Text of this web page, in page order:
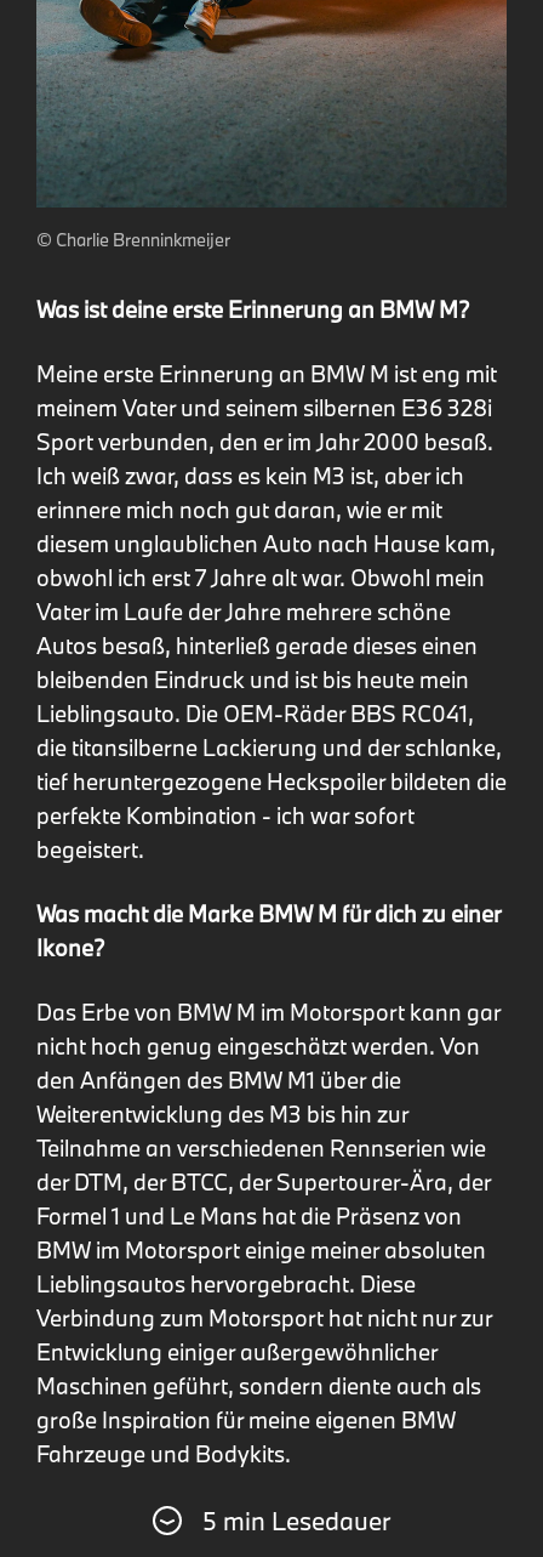
5 min Lesedauer
© Charlie Brenninkmeijer
Was ist deine erste Erinnerung an BMW M?
Meine erste Erinnerung an BMW M ist eng mit
meinem Vater und seinem silbernen E36 328i
Sport verbunden, den er im Jahr 2000 besaß.
Ich weiß zwar, dass es kein M3 ist, aber ich
erinnere mich noch gut daran, wie er mit
diesem unglaublichen Auto nach Hause kam,
obwohl ich erst 7 Jahre alt war. Obwohl mein
Vater im Laufe der Jahre mehrere schöne
Autos besaß, hinterließ gerade dieses einen
bleibenden Eindruck und ist bis heute mein
Lieblingsauto. Die OEM-Räder BBS RC041,
die titansilberne Lackierung und der schlanke,
tief heruntergezogene Heckspoiler bildeten die
perfekte Kombination - ich war sofort
begeistert.
Was macht die Marke BMW M für dich zu einer
Ikone?
Das Erbe von BMW M im Motorsport kann gar
nicht hoch genug eingeschätzt werden. Von
den Anfängen des BMW M1 über die
Weiterentwicklung des M3 bis hin zur
Teilnahme an verschiedenen Rennserien wie
der DTM, der BTCC, der Supertourer-Ära, der
Formel 1 und Le Mans hat die Präsenz von
BMW im Motorsport einige meiner absoluten
Lieblingsautos hervorgebracht. Diese
Verbindung zum Motorsport hat nicht nur zur
Entwicklung einiger außergewöhnlicher
Maschinen geführt, sondern diente auch als
große Inspiration für meine eigenen BMW
Fahrzeuge und Bodykits.
Für mich verkörpern BMW M Fahrzeuge die